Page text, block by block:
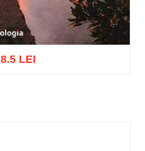
8.5 LEI